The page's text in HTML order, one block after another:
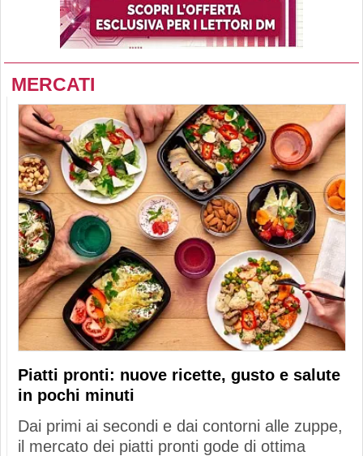
MERCATI
Piatti pronti: nuove ricette, gusto e salute
in pochi minuti
Dai primi ai secondi e dai contorni alle zuppe,
il mercato dei piatti pronti gode di ottima